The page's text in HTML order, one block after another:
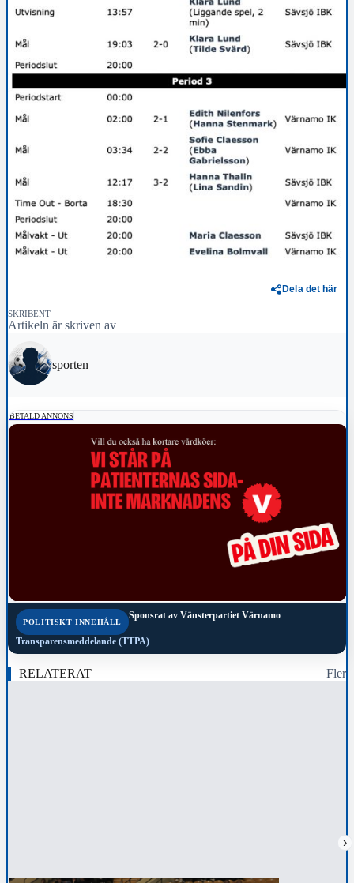
Dela det här
SKRIBENT
Artikeln är skriven av
sporten
BETALD ANNONS
POLITISKT INNEHÅLL
Sponsrat av Vänsterpartiet Värnamo
Transparensmeddelande (TTPA)
RELATERAT Fler
›